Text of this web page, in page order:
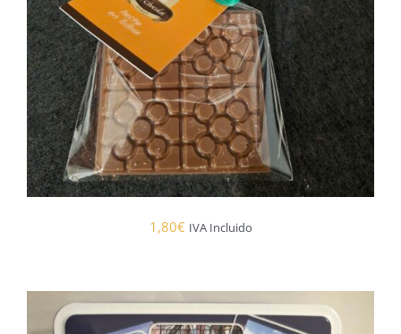
1,80€ IVA Incluido